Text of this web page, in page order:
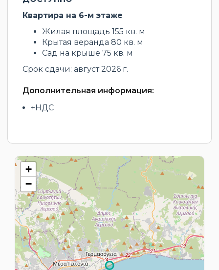
Квартира на 6-м этаже
Жилая площадь 155 кв. м
Крытая веранда 80 кв. м
Сад на крыше 75 кв. м
Срок сдачи: август 2026 г.
Дополнительная информация:
+НДС
+
−